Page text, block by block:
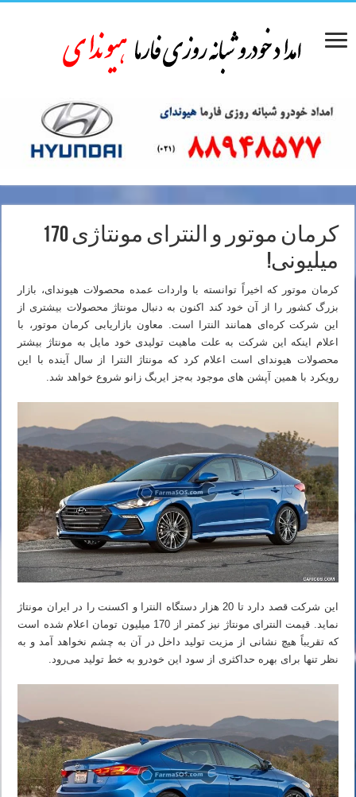
کرمان موتور و النترای مونتاژی 170
میلیونی!
کرمان موتور که اخیراً توانسته با واردات عمده محصولات هیوندای، بازار
بزرگ کشور را از آن خود کند اکنون به دنبال مونتاژ محصولات بیشتری از
این شرکت کره‌ای همانند النترا است. معاون بازاریابی کرمان موتور، با
اعلام اینکه این شرکت به علت ماهیت تولیدی خود مایل به مونتاژ بیشتر
محصولات هیوندای است اعلام کرد که مونتاژ النترا از سال آینده با این
رویکرد با همین آپشن های موجود به‌جز ایربگ زانو شروع خواهد شد.
این شرکت قصد دارد تا 20 هزار دستگاه النترا و اکسنت را در ایران مونتاژ
نماید. قیمت النترای مونتاژ نیز کمتر از 170 میلیون تومان اعلام شده است
که تقریباً هیچ نشانی از مزیت تولید داخل در آن به چشم نخواهد آمد و به
نظر تنها برای بهره حداکثری از سود این خودرو به خط تولید می‌رود.